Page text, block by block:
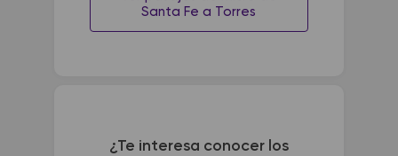
Santa Fe a Torres
¿Te interesa conocer los